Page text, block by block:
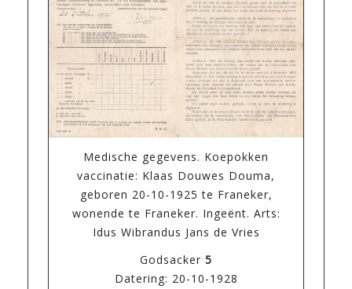
Medische gegevens. Koepokken
vaccinatie: Klaas Douwes Douma,
geboren 20-10-1925 te Franeker,
wonende te Franeker. Ingeënt. Arts:
Idus Wibrandus Jans de Vries
Godsacker 5
Datering: 20-10-1928